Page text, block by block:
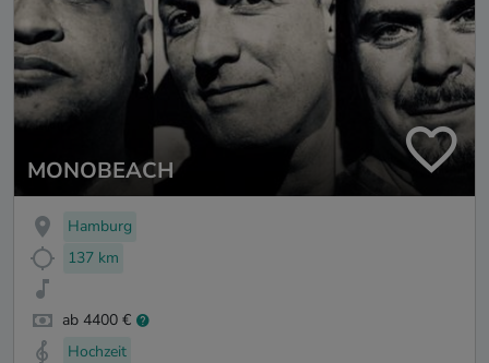
MONOBEACH
Hamburg
137 km
ab 4400 €
Hochzeit